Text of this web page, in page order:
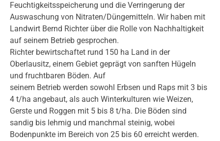
Feuchtigkeitsspeicherung und die Verringerung der
Auswaschung von Nitraten/Düngemitteln. Wir haben mit
Landwirt Bernd Richter über die Rolle von Nachhaltigkeit
auf seinem Betrieb gesprochen.
Richter bewirtschaftet rund 150 ha Land in der
Oberlausitz, einem Gebiet geprägt von sanften Hügeln
und fruchtbaren Böden. Auf
seinem Betrieb werden sowohl Erbsen und Raps mit 3 bis
4 t/ha angebaut, als auch Winterkulturen wie Weizen,
Gerste und Roggen mit 5 bis 8 t/ha. Die Böden sind
sandig bis lehmig und manchmal steinig, wobei
Bodenpunkte im Bereich von 25 bis 60 erreicht werden.